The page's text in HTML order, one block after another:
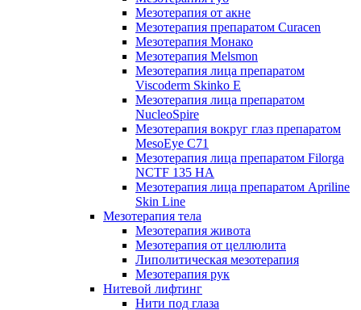
Мезотерапия от акне
Мезотерапия препаратом Curacen
Мезотерапия Монако
Мезотерапия Melsmon
Мезотерапия лица препаратом
Viscoderm Skinko E
Мезотерапия лица препаратом
NucleoSpire
Мезотерапия вокруг глаз препаратом
MesoEye С71
Мезотерапия лица препаратом Filorga
NCTF 135 HA
Мезотерапия лица препаратом Apriline
Skin Line
Мезотерапия тела
Мезотерапия живота
Мезотерапия от целлюлита
Липолитическая мезотерапия
Мезотерапия рук
Нитевой лифтинг
Нити под глаза